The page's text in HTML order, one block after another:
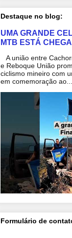
Destaque no blog:
UMA GRANDE
MTB ESTÁ
A união entre
e Reboque União
ciclismo mineiro com
em comemoração ao...
Formulário de